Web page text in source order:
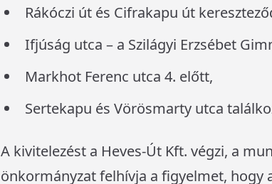
Rákóczi út és Cifrakapu út
Ifjúság utca – a Szilágyi Erzsébet
Markhot Ferenc utca 4. előtt,
Sertekapu és Vörösmarty utca
A kivitelezést a Heves-Út Kft. végzi, a
önkormányzat felhívja a figyelmet,